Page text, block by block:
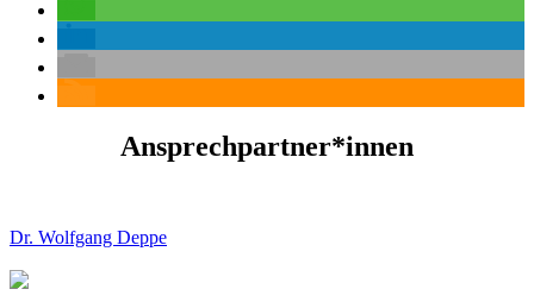
Ansprechpartner*innen
Dr. Wolfgang Deppe